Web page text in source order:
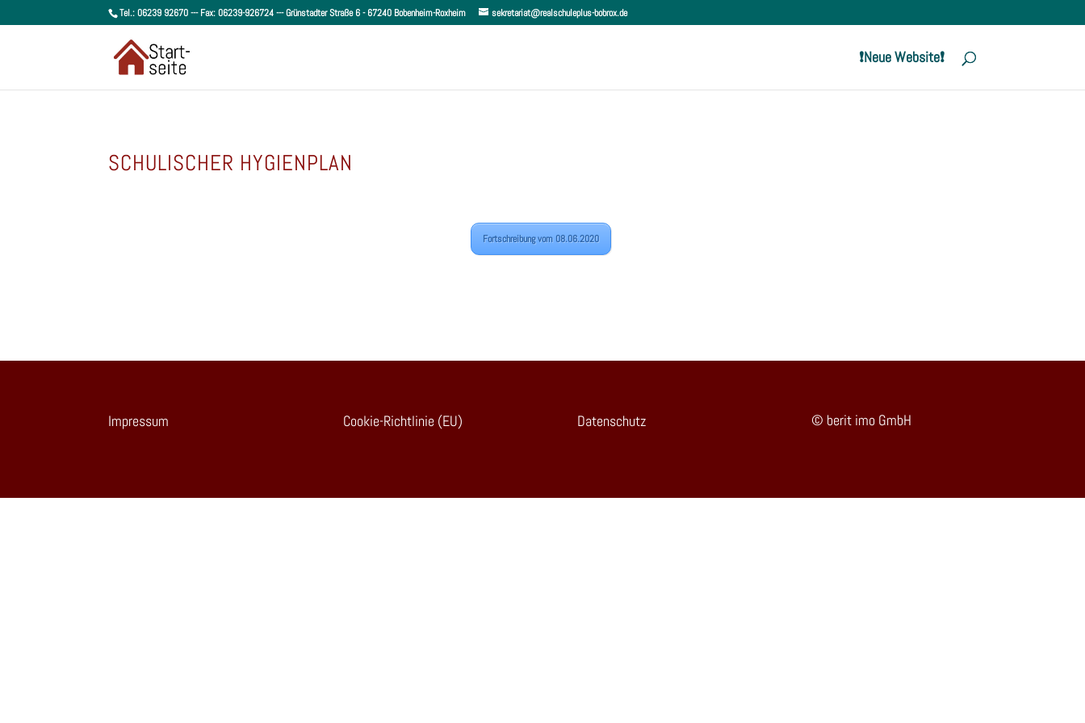
Tel.: 06239 92670 --- Fax: 06239-926724 --- Grünstadter Straße 6 - 67240 Bobenheim-Roxheim sekretariat@realschuleplus-bobrox.de
❗️Neue Website❗️
SCHULISCHER HYGIENPLAN
Fortschreibung vom 08.06.2020
Impressum Cookie-Richtlinie (EU) Datenschutz © berit imo GmbH